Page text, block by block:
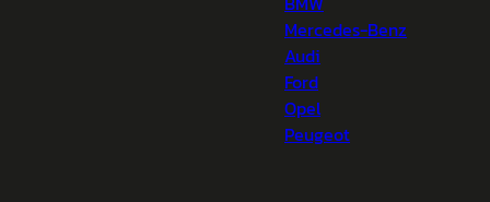
Mercedes-Benz
Audi
Ford
Opel
Peugeot